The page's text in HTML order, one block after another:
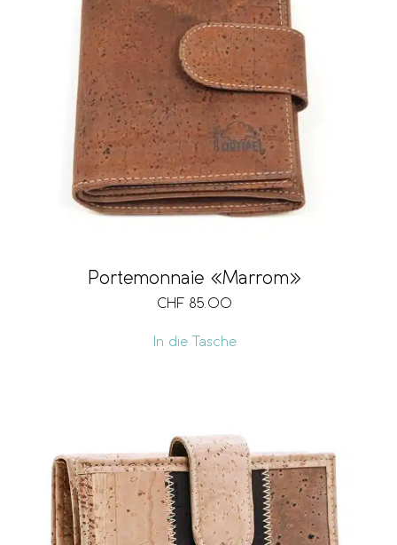
Portemonnaie «Marrom»
CHF 85.00
In die Tasche